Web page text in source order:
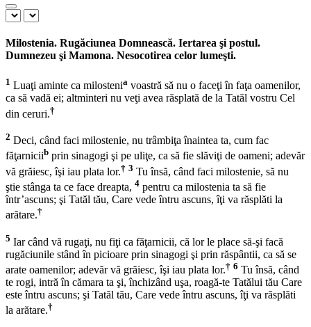
Milostenia. Rugăciunea Domnească. Iertarea şi postul.
Dumnezeu şi Mamona. Nesocotirea celor lumeşti.
1 Luaţi aminte ca milostenia voastră să nu o faceţi în faţa oamenilor,
ca să vadă ei; altminteri nu veţi avea răsplată de la Tatăl vostru Cel
din ceruri.†
2 Deci, când faci milostenie, nu trâmbiţa înaintea ta, cum fac
făţarniciib prin sinagogi şi pe uliţe, ca să fie slăviţi de oameni; adevăr
vă grăiesc, îşi iau plata lor.† 3 Tu însă, când faci milostenie, să nu
ştie stânga ta ce face dreapta, 4 pentru ca milostenia ta să fie
într’ascuns; şi Tatăl tău, Care vede întru ascuns, îţi va răsplăti la
arătare.†
5 Iar când vă rugaţi, nu fiţi ca făţarnicii, că lor le place să-şi facă
rugăciunile stând în picioare prin sinagogi şi prin răspântii, ca să se
arate oamenilor; adevăr vă grăiesc, îşi iau plata lor.† 6 Tu însă, când
te rogi, intră în cămara ta şi, închizând uşa, roagă-te Tatălui tău Care
este întru ascuns; şi Tatăl tău, Care vede întru ascuns, îţi va răsplăti
la arătare.†